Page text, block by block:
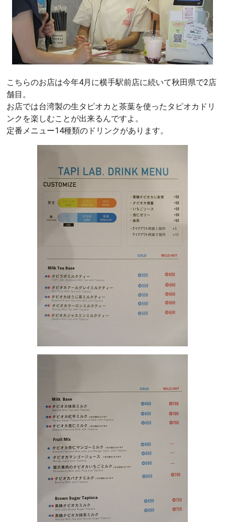
こちらのお店は今年4月に横手駅前店に続いて秋田県で2店
舗目。
お店では台湾製の生タピオカと茶葉を使ったタピオカドリ
ンクを楽しむことが出来るんですよ。
定番メニュー14種類のドリンクがあります。